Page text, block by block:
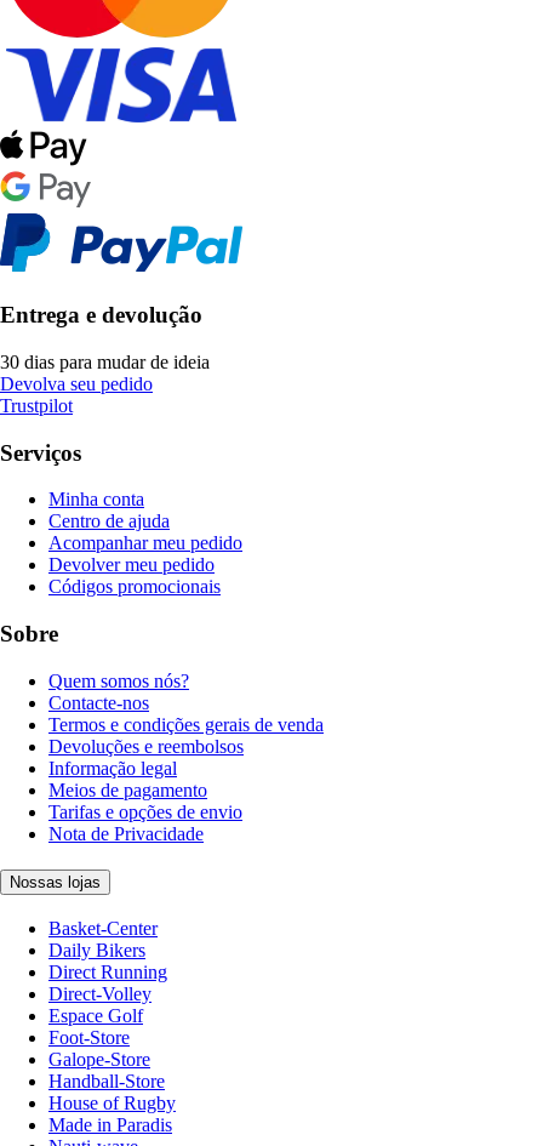
Entrega e devolução
30 dias para mudar de ideia
Devolva seu pedido
Trustpilot
Serviços
Minha conta
Centro de ajuda
Acompanhar meu pedido
Devolver meu pedido
Códigos promocionais
Sobre
Quem somos nós?
Contacte-nos
Termos e condições gerais de venda
Devoluções e reembolsos
Informação legal
Meios de pagamento
Tarifas e opções de envio
Nota de Privacidade
Nossas lojas
Basket-Center
Daily Bikers
Direct Running
Direct-Volley
Espace Golf
Foot-Store
Galope-Store
Handball-Store
House of Rugby
Made in Paradis